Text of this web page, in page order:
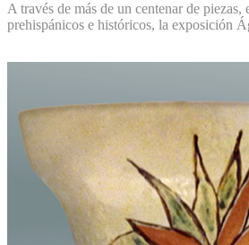
A través de más de un centenar de piezas,
prehispánicos e históricos, la exposición